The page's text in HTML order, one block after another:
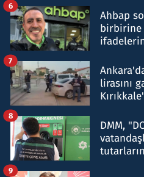
Ahbap
birbirine
6
lirasını
7
DMM,
8
9